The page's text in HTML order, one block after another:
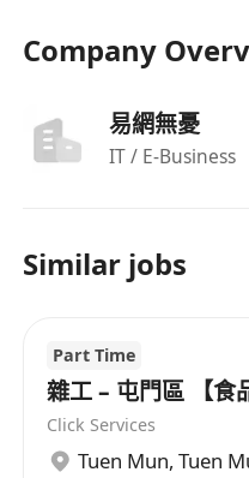
Company
易網無憂
IT / E-Business
Similar jobs
Part Time
雜工 – 屯門區 【食
Click Services
Tuen Mun, Tuen